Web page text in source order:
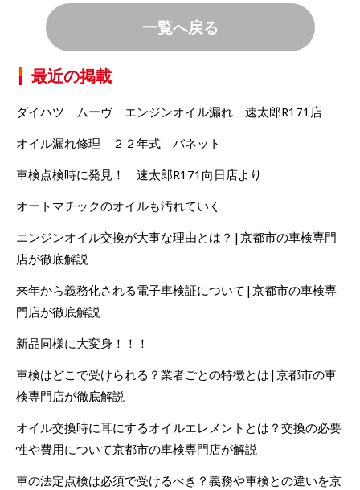
一覧へ戻る
最近の掲載
ダイハツ ムーヴ エンジンオイル漏れ 速太郎R171店
オイル漏れ修理 ２２年式 バネット
車検点検時に発見！ 速太郎R171向日店より
オートマチックのオイルも汚れていく
エンジンオイル交換が大事な理由とは？|京都市の車検専門
店が徹底解説
来年から義務化される電子車検証について|京都市の車検専
門店が徹底解説
新品同様に大変身！！！
車検はどこで受けられる？業者ごとの特徴とは|京都市の車
検専門店が徹底解説
オイル交換時に耳にするオイルエレメントとは？交換の必要
性や費用について京都市の車検専門店が解説
車の法定点検は必須で受けるべき？義務や車検との違いを京